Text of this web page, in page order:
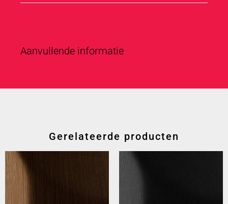
Aanvullende informatie
Gerelateerde producten